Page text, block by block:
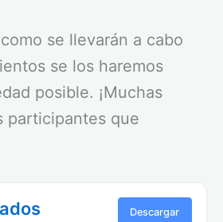
se llevarán a cabo
se los haremos
posible. ¡Muchas
participantes que
Descargar